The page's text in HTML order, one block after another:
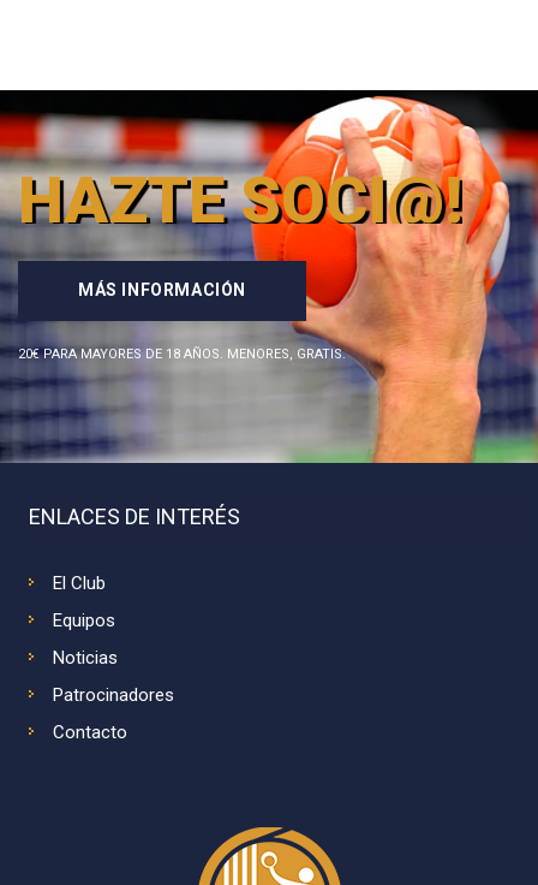
HAZTE SOCI@!
MÁS INFORMACIÓN
20€ PARA MAYORES DE 18 AÑOS. MENORES, GRATIS.
ENLACES DE INTERÉS
El Club
Equipos
Noticias
Patrocinadores
Contacto